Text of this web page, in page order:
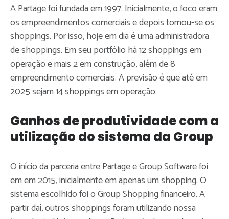
A Partage foi fundada em 1997. Inicialmente, o foco eram
os empreendimentos comerciais e depois tornou-se os
shoppings. Por isso, hoje em dia é uma administradora
de shoppings. Em seu portfólio há 12 shoppings em
operação e mais 2 em construção, além de 8
empreendimento comerciais. A previsão é que até em
2025 sejam 14 shoppings em operação.
Ganhos de produtividade com a
utilização do sistema da Group
O início da parceria entre Partage e Group Software foi
em em 2015, inicialmente em apenas um shopping. O
sistema escolhido foi o Group Shopping financeiro. A
partir daí, outros shoppings foram utilizando nossa